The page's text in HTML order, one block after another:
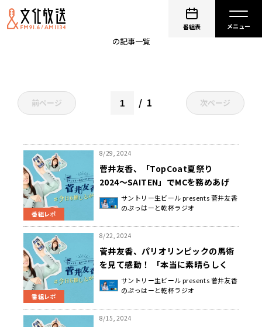
番組表
の記事一覧
前ページ 1 次ページ
番組レポ
8/29, 2024
菅井友香、「TopCoat夏祭り
2024〜SAITEN」でMCを務めあげ
る！「私がすごく夏を感じられた瞬
間」
サントリー生ビール presents 菅井友香
のぷっはーと乾杯ラジオ
番組レポ
8/22, 2024
菅井友香、パリオリンピックの馬術
を見て感動！ 「本当に素晴らしく
て、感動をいただきました」
サントリー生ビール presents 菅井友香
のぷっはーと乾杯ラジオ
8/15, 2024